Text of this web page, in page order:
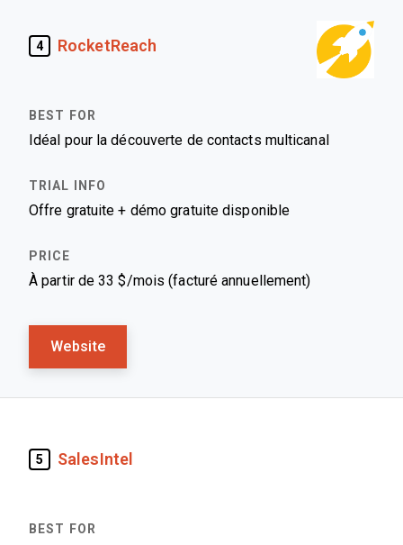
4 RocketReach
Idéal pour la découverte de contacts multicanal
Offre gratuite + démo gratuite disponible
À partir de 33 $/mois (facturé annuellement)
Website
5 SalesIntel